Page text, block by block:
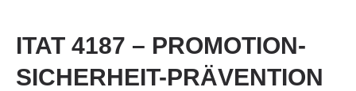
ITAT 4187 – PROMOTION-
SICHERHEIT-PRÄVENTION